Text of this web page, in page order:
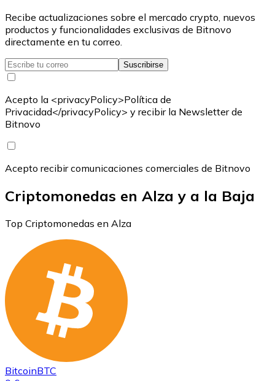
Recibe actualizaciones sobre el mercado crypto, nuevos
productos y funcionalidades exclusivas de Bitnovo
directamente en tu correo.
Suscribirse
Acepto la <privacyPolicy>Política de
Privacidad</privacyPolicy> y recibir la Newsletter de
Bitnovo
Acepto recibir comunicaciones comerciales de Bitnovo
Criptomonedas en Alza y a la Baja
Top Criptomonedas en Alza
BitcoinBTC